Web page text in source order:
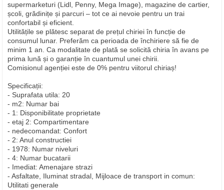
supermarketuri (Lidl, Penny, Mega Image), magazine de cartier,
școli, grădinițe și parcuri – tot ce ai nevoie pentru un trai
confortabil și eficient.
Utilitățile se plătesc separat de prețul chiriei în funcție de
consumul lunar. Preferăm ca perioada de închiriere să fie de
minim 1 an. Ca modalitate de plată se solicită chiria în avans pe
prima lună și o garanție în cuantumul unei chirii.
Comisionul agenției este de 0% pentru viitorul chiriaș!
Specificații:
- Suprafata utila: 20
- m2: Numar bai
- 1: Disponibilitate proprietate
- etaj 2: Compartimentare
- nedecomandat: Confort
- 2: Anul constructiei
- 1978: Numar niveluri
- 4: Numar bucatarii
- Imediat: Amenajare strazi
- Asfaltate, Iluminat stradal, Mijloace de transport in comun:
Utilitati generale